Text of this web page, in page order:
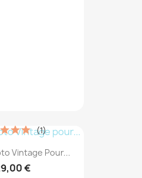
Vintage Pour...
€
(1)